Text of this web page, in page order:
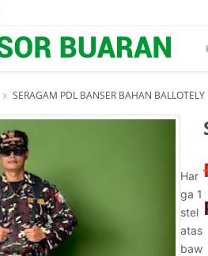
SERAGAM PDL BANSER BAHAN BALLOTELY
Har
ga 1
stel
atas
baw